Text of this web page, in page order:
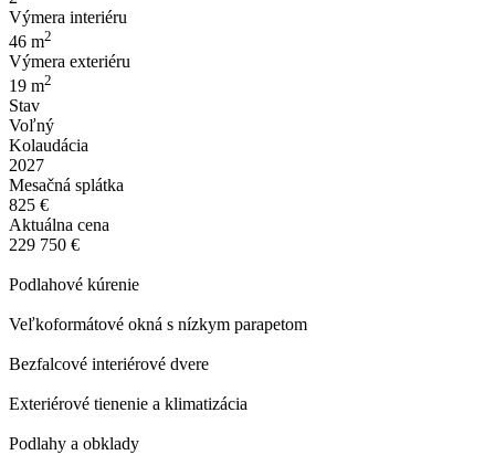
Výmera interiéru
46 m2
Výmera exteriéru
19 m2
Stav
Voľný
Kolaudácia
2027
Mesačná splátka
825 €
Aktuálna cena
229 750 €
Podlahové kúrenie
Veľkoformátové okná s nízkym parapetom
Bezfalcové interiérové dvere
Exteriérové tienenie a klimatizácia
Podlahy a obklady